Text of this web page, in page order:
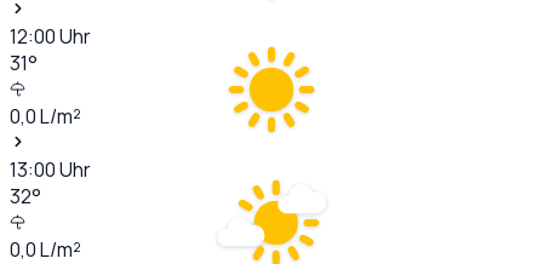
12:00Uhr
31°
0,0L/m²
13:00Uhr
32°
0,0L/m²